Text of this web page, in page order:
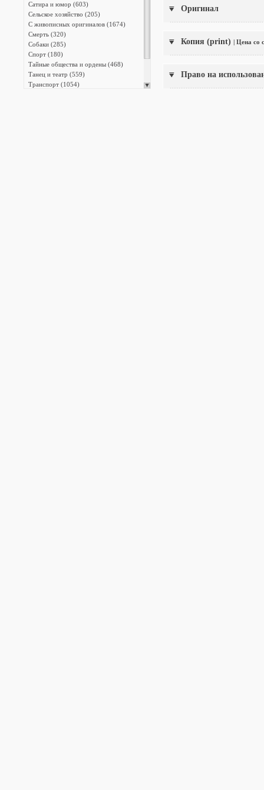
Сатира и юмор (603)
Сельское хозяйство (205)
С живописных оригиналов (1674)
Смерть (320)
Собаки (285)
Спорт (180)
Тайные общества и ордены (468)
Танец и театр (559)
Транспорт (1054)
Оригинал
Копия (print) | Цена со
Право на